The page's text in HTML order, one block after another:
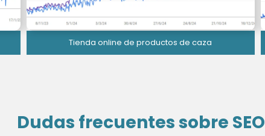
Tienda online de productos de caza
Dudas frecuentes sobre SEO